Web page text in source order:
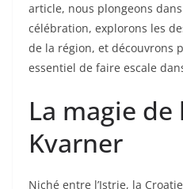
article, nous plongeons
célébration, explorons les
de la région, et découvrons
essentiel de faire escale
La magie
Kvarner
Niché entre l’Istrie, la